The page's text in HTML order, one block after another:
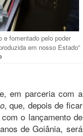
e fomentado pelo poder
em nosso Estado”
em parceria com a
, que, depois de ficar
o lançamento de
de Goiânia, será